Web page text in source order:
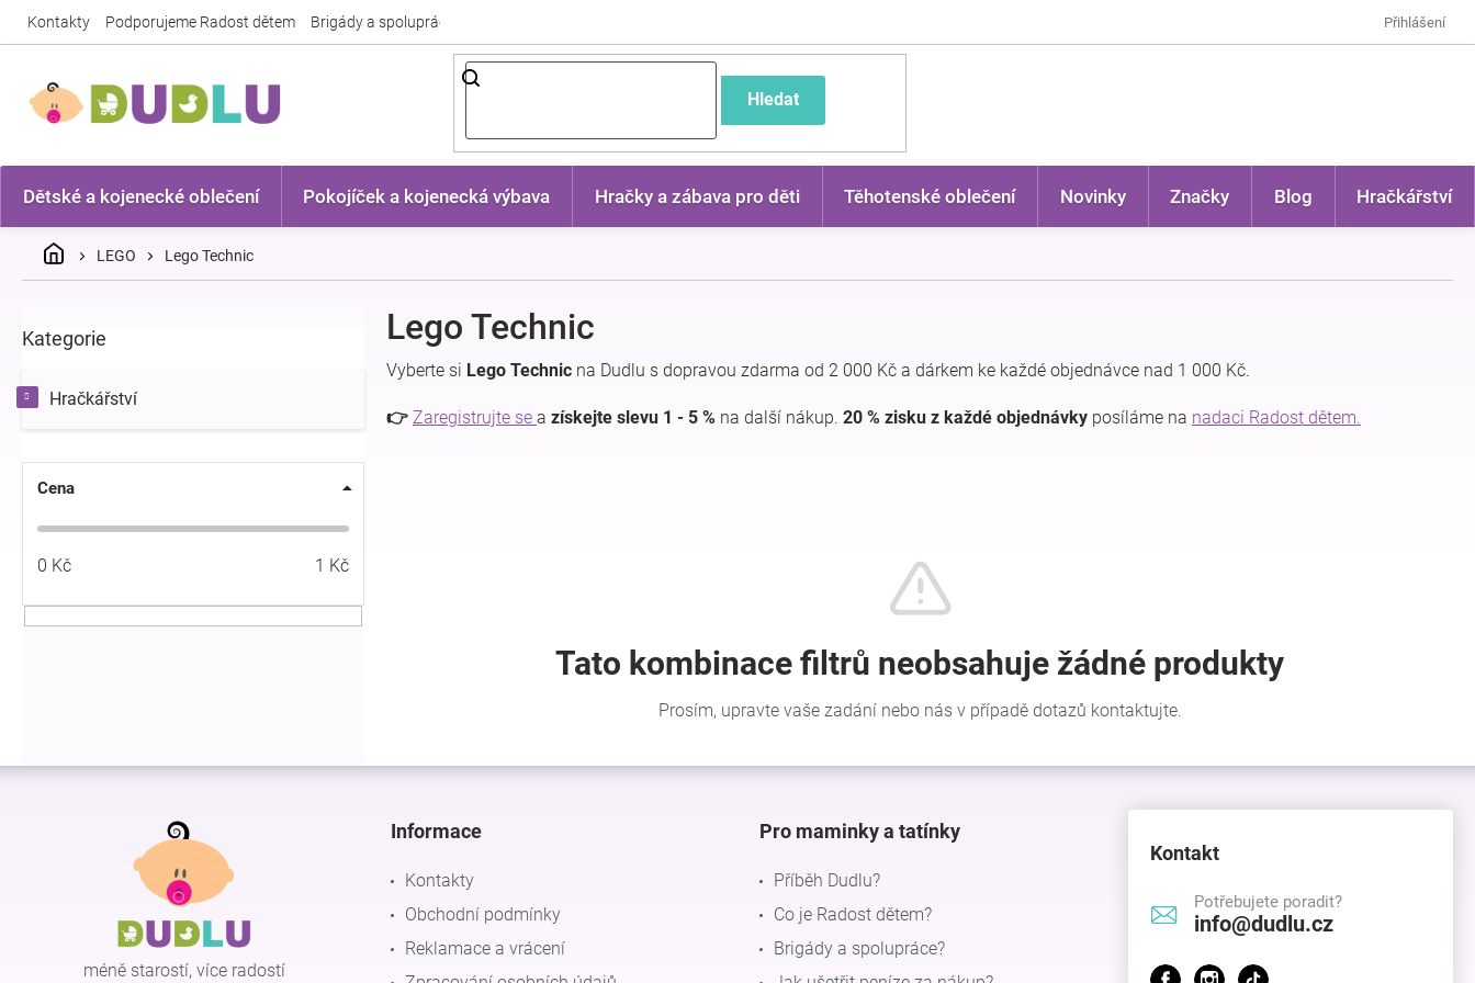
Kontakty Podporujeme Radost dětem Brigády a spolupráce Přihlášení
Hledat
Dětské a kojenecké oblečení Pokojíček a kojenecká výbava Hračky a zábava pro děti Těhotenské oblečení Novinky Značky Blog Hračkářství
DomůLEGO Lego Technic
o
t
r
n
e
l
Přeskočit
Kategorie
Hračkářství
Cena
0 Kč 1 Kč
Lego Technic
Vyberte si Lego Technic na Dudlu s dopravou zdarma od 2 000 Kč a dárkem ke každé objednávce nad 1 000 Kč.
👉 Zaregistrujte se a získejte slevu 1 - 5 % na další nákup. 20 % zisku z každé objednávky posíláme na nadaci Radost dětem.
Z
méně starostí, více radostí
Informace
Kontakty
Obchodní podmínky
Reklamace a vrácení
Pro maminky a tatínky
Příběh Dudlu?
Co je Radost dětem?
Brigády a spolupráce?
Kontakt
Potřebujete poradit?
info@dudlu.cz